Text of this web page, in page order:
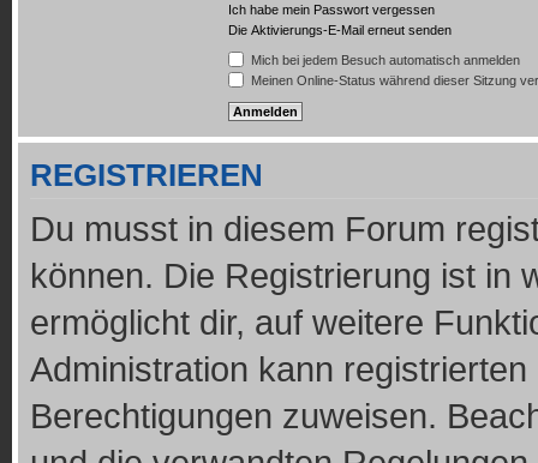
Ich habe mein Passwort vergessen
Die Aktivierungs-E-Mail erneut senden
Mich bei jedem Besuch automatisch anmelden
Meinen Online-Status während dieser Sitzung
REGISTRIEREN
Du musst in diesem Forum
können. Die Registrierung ist in
ermöglicht dir, auf weitere
Administration kann
Berechtigungen zuweisen.